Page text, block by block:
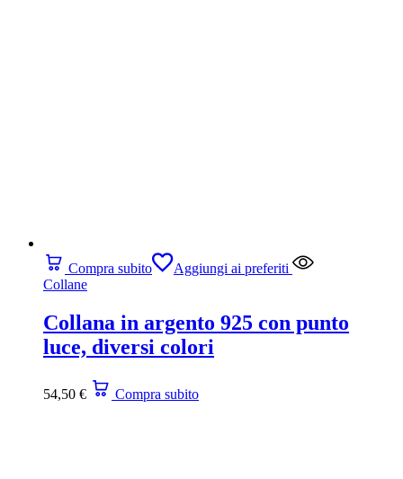
Compra subito
Aggiungi ai preferiti
Collane
Collana in argento 925 con punto
luce, diversi colori
54,50 € Compra subito